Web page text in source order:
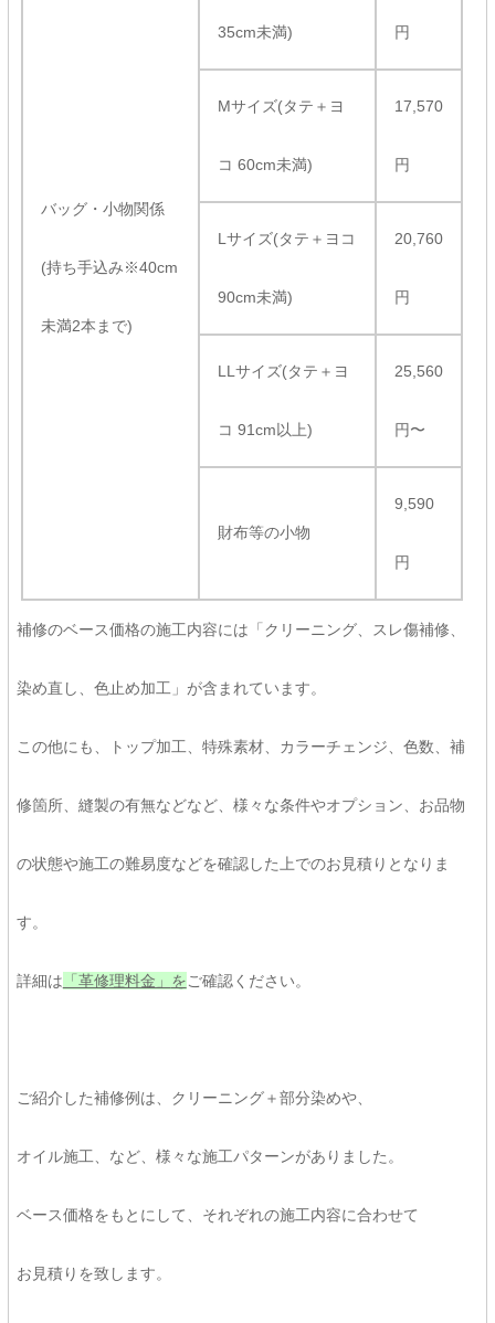
バッグ・小物関係
(持ち手込み※40cm
未満2本まで)
35cm未満) 円
Mサイズ(タテ＋ヨ
コ 60cm未満)
17,570
円
Lサイズ(タテ＋ヨコ
90cm未満)
20,760
円
LLサイズ(タテ＋ヨ
コ 91cm以上)
25,560
円〜
財布等の小物
9,590
円
補修のベース価格の施工内容には「クリーニング、スレ傷補修、
染め直し、色止め加工」が含まれています。
この他にも、トップ加工、特殊素材、カラーチェンジ、色数、補
修箇所、縫製の有無などなど、様々な条件やオプション、お品物
の状態や施工の難易度などを確認した上でのお見積りとなりま
す。
詳細は 「革修理料金」 をご確認ください。
ご紹介した補修例は、クリーニング＋部分染めや、
オイル施工、など、様々な施工パターンがありました。
ベース価格をもとにして、それぞれの施工内容に合わせて
お見積りを致します。